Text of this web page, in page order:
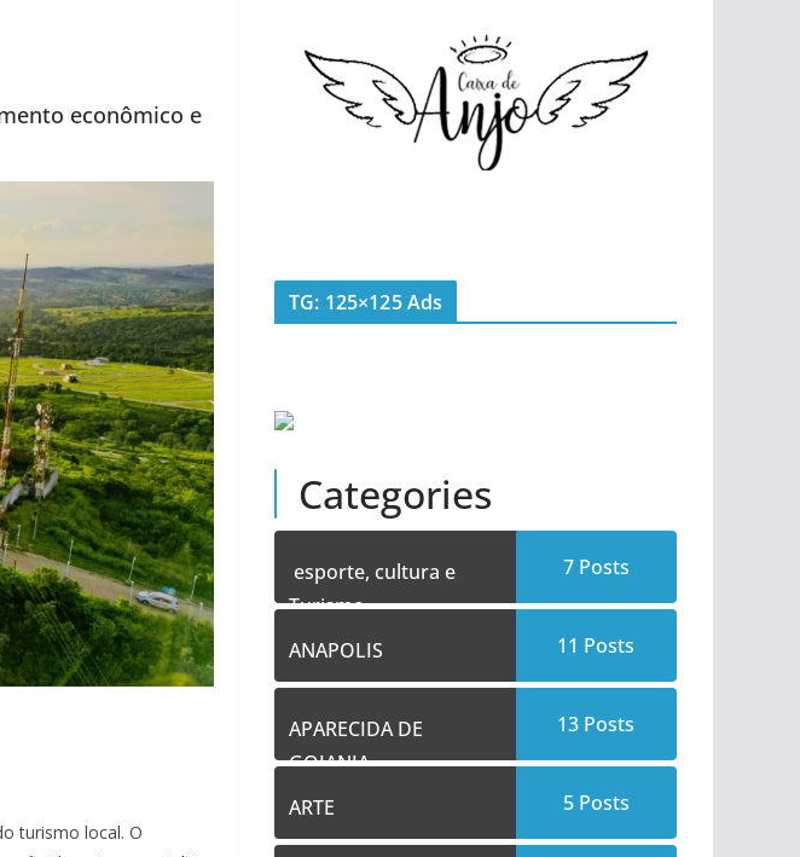
econômico e
turismo local. O
TG: 125×125 Ads
Categories
esporte, cultura e
Turismo
7 Posts
ANAPOLIS 11 Posts
APARECIDA DE
GOIANIA
13 Posts
ARTE 5 Posts